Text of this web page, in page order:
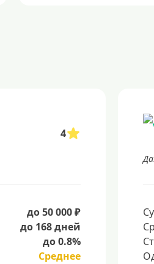
4
до 50 000 ₽
до 168 дней
до 0.8%
Среднее